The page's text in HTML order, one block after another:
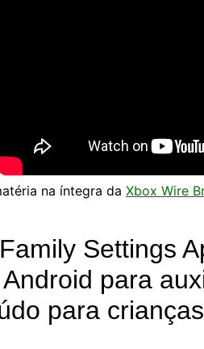
na íntegra da Xbox Wire
Settings
para
para